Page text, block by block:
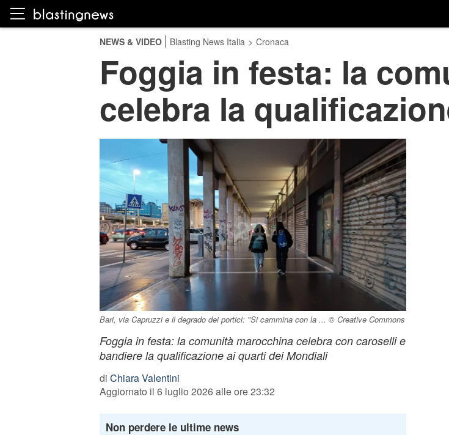
NEWS & VIDEO Blasting News Italia > Cronaca
Foggia in festa: la
celebra la
Bari, via Capruzzi e il degrado dei portici: "Si cammina con la ... © Creative Commons
Foggia in festa: la comunità marocchina celebra con caroselli e
bandiere la qualificazione ai quarti dei Mondiali
di Chiara Valentini
Aggiornato il 6 luglio 2026 alle ore 23:32
Non perdere le ultime news